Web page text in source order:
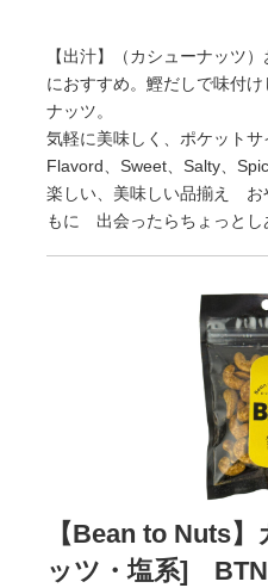
【出汁】（カシューナッツ
におすすめ。鰹だしで味付
ナッツ。
気軽に美味しく、ポケットサ
Flavord、Sweet、Salty、
楽しい、美味しい品揃え お
もに 出会ったらちょっと
【Bean to Nuts
ッツ・塩系] BTN